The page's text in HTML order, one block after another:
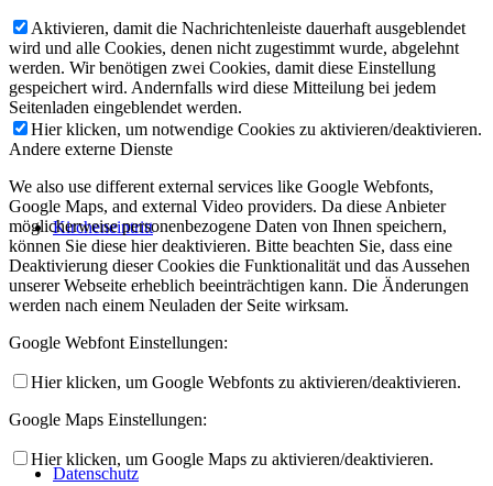
Kircheneintritt
Datenschutz
Aktivieren, damit die Nachrichtenleiste dauerhaft ausgeblendet
wird und alle Cookies, denen nicht zugestimmt wurde, abgelehnt
werden. Wir benötigen zwei Cookies, damit diese Einstellung
gespeichert wird. Andernfalls wird diese Mitteilung bei jedem
Seitenladen eingeblendet werden.
Hier klicken, um notwendige Cookies zu aktivieren/deaktivieren.
Andere externe Dienste
We also use different external services like Google Webfonts,
Google Maps, and external Video providers. Da diese Anbieter
möglicherweise personenbezogene Daten von Ihnen speichern,
können Sie diese hier deaktivieren. Bitte beachten Sie, dass eine
Deaktivierung dieser Cookies die Funktionalität und das Aussehen
unserer Webseite erheblich beeinträchtigen kann. Die Änderungen
werden nach einem Neuladen der Seite wirksam.
Google Webfont Einstellungen:
Hier klicken, um Google Webfonts zu aktivieren/deaktivieren.
Google Maps Einstellungen:
Hier klicken, um Google Maps zu aktivieren/deaktivieren.